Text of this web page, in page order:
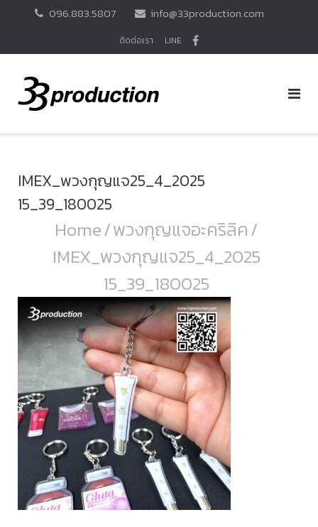
096.883.5807 info@33production.com
ติดต่อเรา LINE
IMEX_พวงกุญแจ25_4_2025
15_39_180025
Home/พวงกุญแจอะคริลิค/
IMEX_พวงกุญแจ25_4_2025
15_39_180025